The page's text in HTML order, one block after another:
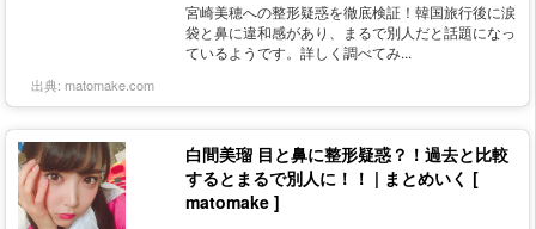
宮崎美穂への整形疑惑を徹底検証！韓国旅行後に涙
袋と鼻に違和感があり、まるで別人だと話題になっ
ているようです。詳しく調べてみ...
出典: matomake.com
白間美瑠 目と鼻に整形疑惑？！過去と比較
するとまるで別人に！！ | まとめいく [
matomake ]